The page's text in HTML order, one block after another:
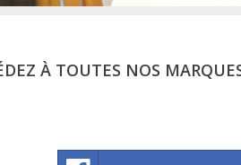
À TOUTES NOS